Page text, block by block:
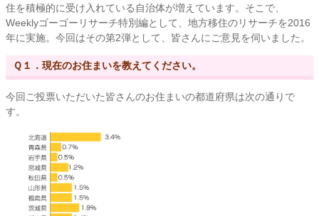
住を積極的に受け入れている自治体が増えています。そこで、
Weeklyゴーゴーリサーチ特別編として、地方移住のリサーチを2016
年に実施。今回はその第2弾として、皆さんにご意見を伺いました。
Ｑ１．現在のお住まいを教えてください。
今回ご投票いただいた皆さんのお住まいの都道府県は次の通りで
す。